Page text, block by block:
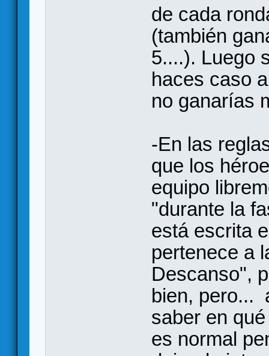
de cada
(también
5....). Luego
haces caso
no ganarías
-En las
que los
equipo
"durante la
está escrita
pertenece a
Descanso",
bien, pero...
saber en
es normal